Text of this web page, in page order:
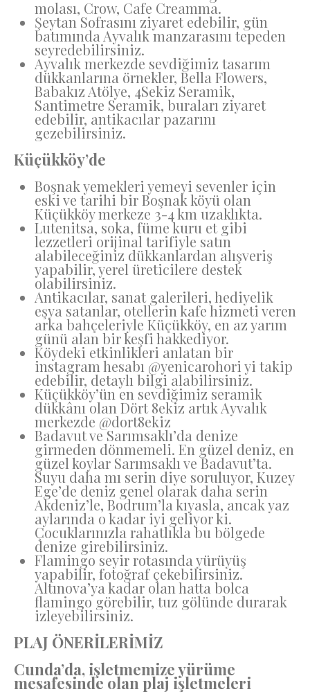
molası, Crow, Cafe Creamma.
Şeytan Sofrasını ziyaret edebilir, gün
batımında Ayvalık manzarasını tepeden
seyredebilirsiniz.
Ayvalık merkezde sevdiğimiz tasarım
dükkanlarına örnekler, Bella Flowers,
Babakız Atölye, 4Sekiz Seramik,
Santimetre Seramik, buraları ziyaret
edebilir, antikacılar pazarını
gezebilirsiniz.
Küçükköy’de
Boşnak yemekleri yemeyi sevenler için
eski ve tarihi bir Boşnak köyü olan
Küçükköy merkeze 3-4 km uzaklıkta.
Lutenitsa, soka, füme kuru et gibi
lezzetleri orijinal tarifiyle satın
alabileceğiniz dükkanlardan alışveriş
yapabilir, yerel üreticilere destek
olabilirsiniz.
Antikacılar, sanat galerileri, hediyelik
eşya satanlar, otellerin kafe hizmeti veren
arka bahçeleriyle Küçükköy, en az yarım
günü alan bir keşfi hakkediyor.
Köydeki etkinlikleri anlatan bir
instagram hesabı @yenicarohori yi takip
edebilir, detaylı bilgi alabilirsiniz.
Küçükköy’ün en sevdiğimiz seramik
dükkânı olan Dört 8ekiz artık Ayvalık
merkezde @dort8ekiz
Badavut ve Sarımsaklı’da denize
girmeden dönmemeli. En güzel deniz, en
güzel koylar Sarımsaklı ve Badavut’ta.
Suyu daha mı serin diye soruluyor, Kuzey
Ege’de deniz genel olarak daha serin
Akdeniz’le, Bodrum’la kıyasla, ancak yaz
aylarında o kadar iyi geliyor ki.
Çocuklarınızla rahatlıkla bu bölgede
denize girebilirsiniz.
Flamingo seyir rotasında yürüyüş
yapabilir, fotoğraf çekebilirsiniz.
Altınova’ya kadar olan hatta bolca
flamingo görebilir, tuz gölünde durarak
izleyebilirsiniz.
PLAJ ÖNERİLERİMİZ
Cunda’da, işletmemize yürüme
mesafesinde olan plaj işletmeleri